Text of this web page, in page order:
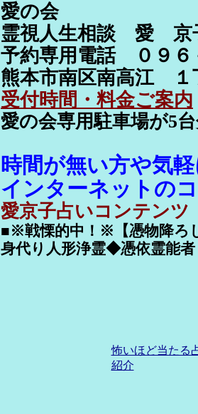
愛の会
霊視人生相談 愛
予約専用電話 ０９６
熊本市南区南高江 １
受付時間・料金ご案内
愛の会専用駐車場が5
時間が無い方や気
インターネットの
愛京子占いコンテンツ
■※戦慄的中！※【憑物降ろ
身代り人形浄霊◆憑依霊能者
怖いほど当たる
紹介